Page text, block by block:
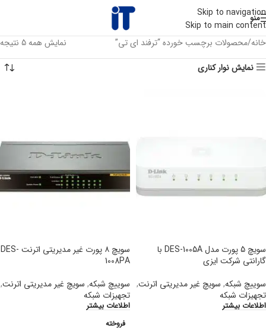
Skip to navigation
Skip to main content
منو
خانه محصولات برچسب خورده “ترفند ای تی”
نمایش همه 5 نتیجه
نمایش نوار کناری
سویچ 5 پورت مدل DES-1005A با
گارانتی شرکت ایزی
سوییچ شبکه, سویچ غیر مدیریتی اترنت,
تجهیزات شبکه
اطلاعات بیشتر
سویچ ۸ پورت غیر مدیریتی اترنت DES-
1008PA
سوییچ شبکه, سویچ غیر مدیریتی اترنت,
تجهیزات شبکه
اطلاعات بیشتر
فروخته